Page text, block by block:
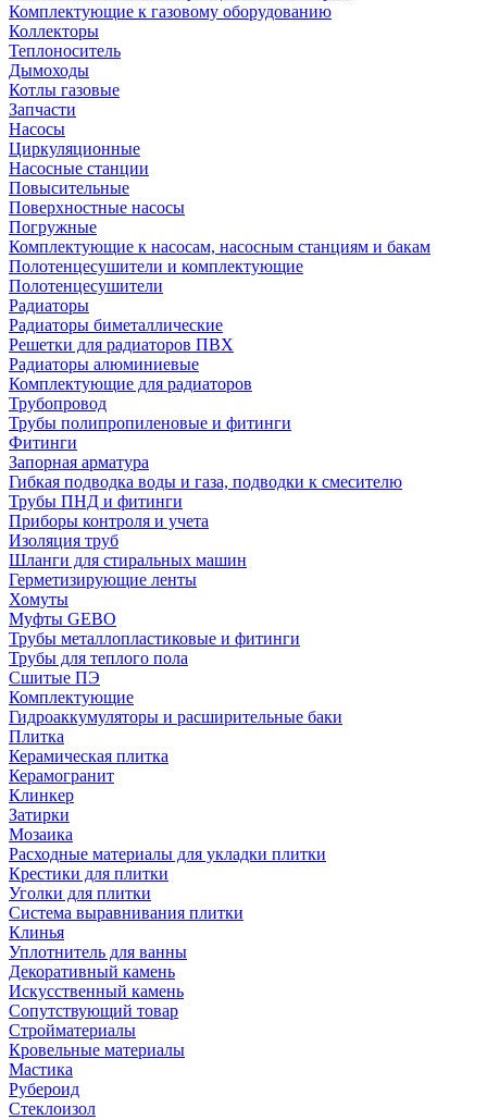
Комплектующие к газовому оборудованию
Коллекторы
Теплоноситель
Дымоходы
Котлы газовые
Запчасти
Насосы
Циркуляционные
Насосные станции
Повысительные
Поверхностные насосы
Погружные
Комплектующие к насосам, насосным станциям и бакам
Полотенцесушители и комплектующие
Полотенцесушители
Радиаторы
Радиаторы биметаллические
Решетки для радиаторов ПВХ
Радиаторы алюминиевые
Комплектующие для радиаторов
Трубопровод
Трубы полипропиленовые и фитинги
Фитинги
Запорная арматура
Гибкая подводка воды и газа, подводки к смесителю
Трубы ПНД и фитинги
Приборы контроля и учета
Изоляция труб
Шланги для стиральных машин
Герметизирующие ленты
Хомуты
Муфты GEBO
Трубы металлопластиковые и фитинги
Трубы для теплого пола
Сшитые ПЭ
Комплектующие
Гидроаккумуляторы и расширительные баки
Плитка
Керамическая плитка
Керамогранит
Клинкер
Затирки
Мозаика
Расходные материалы для укладки плитки
Крестики для плитки
Уголки для плитки
Система выравнивания плитки
Клинья
Уплотнитель для ванны
Декоративный камень
Искусственный камень
Сопутствующий товар
Стройматериалы
Кровельные материалы
Мастика
Рубероид
Стеклоизол